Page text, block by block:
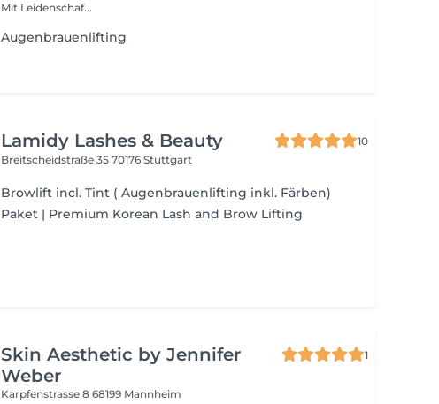
Mit Leidenschaf...
Augenbrauenlifting
Lamidy Lashes & Beauty
10
Breitscheidstraße 3570176 Stuttgart
Browlift incl. Tint ( Augenbrauenlifting inkl. Färben)
Paket | Premium Korean Lash and Brow Lifting
Skin Aesthetic by Jennifer
Weber
1
Karpfenstrasse 868199 Mannheim